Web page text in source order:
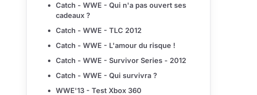
Catch - WWE - Qui n'a pas ouvert ses
cadeaux ?
Catch - WWE - TLC 2012
Catch - WWE - L'amour du risque !
Catch - WWE - Survivor Series - 2012
Catch - WWE - Qui survivra ?
WWE'13 - Test Xbox 360